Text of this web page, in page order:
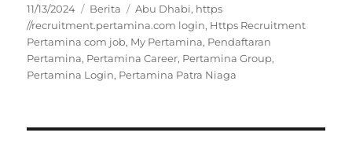
Posted
on
11/13/2024 Categories
Berita Tags
Abu Dhabi, https
//recruitment.pertamina.com login, Https Recruitment
Pertamina com job, My Pertamina, Pendaftaran
Pertamina, Pertamina Career, Pertamina Group,
Pertamina Login, Pertamina Patra Niaga